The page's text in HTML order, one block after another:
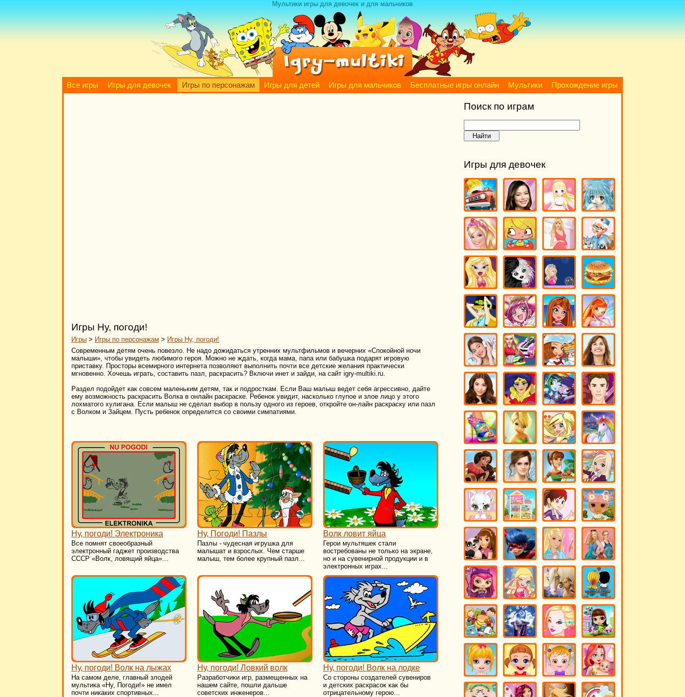
Мультики игры для девочек и для мальчиков
Все игры Игры для девочек Игры по персонажам Игры для детей Игры для мальчиков Бесплатные игры онлайн Мультики Прохождение игры
Игры Ну, погоди!
Игры > Игры по персонажам > Игры Ну, погоди!
Современным детям очень повезло. Не надо дожидаться утренних мультфильмов и вечерних «Спокойной ночи
малыши», чтобы увидеть любимого героя. Можно не ждать, когда мама, папа или бабушка подарят игровую
приставку. Просторы всемирного интернета позволяют выполнить почти все детские желания практически
мгновенно. Хочешь играть, составить пазл, раскрасить? Включи инет и зайди, на сайт igry-multiki.ru.
Раздел подойдет как совсем маленьким детям, так и подросткам. Если Ваш малыш ведет себя агрессивно, дайте
ему возможность раскрасить Волка в онлайн раскраске. Ребенок увидит, насколько глупое и злое лицо у этого
лохматого хулигана. Если малыш не сделал выбор в пользу одного из героев, откройте он-лайн раскраску или пазл
с Волком и Зайцем. Пусть ребенок определится со своими симпатиями.
Ну, погоди! Электроника
Все помнят своеобразный
электронный гаджет производства
СССР «Волк, ловящий яйца»...
Ну, Погоди! Пазлы
Пазлы - чудесная игрушка для
малышат и взрослых. Чем старше
малыш, тем более крупный пазл...
Волк ловит яйца
Герои мультяшек стали
востребованы не только на экране,
но и на сувенирной продукции и в
электронных играх...
Ну, погоди! Волк на лыжах
На самом деле, главный злодей
мультика «Ну, Погоди!» не имел
почти никаких спортивных...
Ну, погоди! Ловкий волк
Разработчики игр, размещенных на
нашем сайте, пошли дальше
советских инженеров...
Ну, погоди! Волк на лодке
Со стороны создателей сувениров
и детских раскрасок как бы
отрицательному герою...
Поиск по играм
Игры для девочек